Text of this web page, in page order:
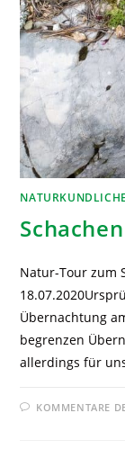
Schachen
Natur-Tour zum
Übernachtung
begrenzen
allerdings für
KOMMENTARE